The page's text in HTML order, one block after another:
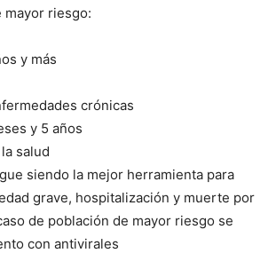
mayor riesgo:
y más
crónicas
y 5 años
salud
siendo la mejor herramienta para
grave, hospitalización y muerte por
de población de mayor riesgo se
con antivirales